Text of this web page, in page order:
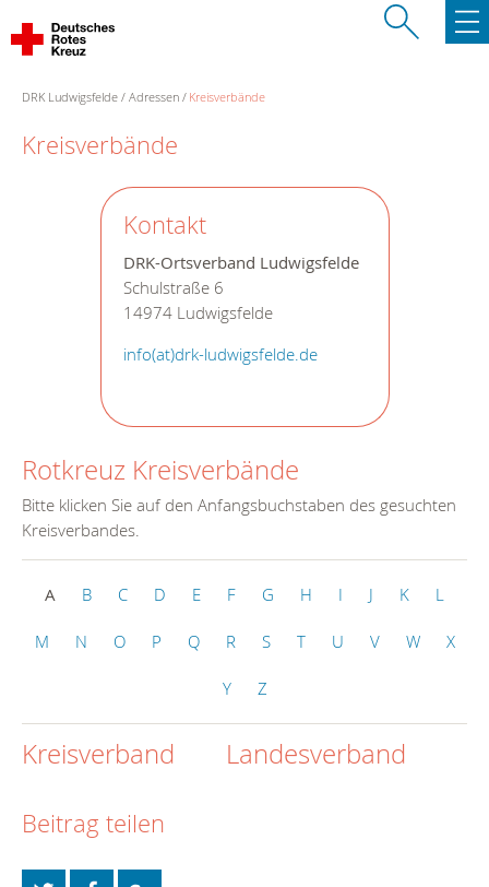
DRK Ludwigsfelde Adressen Kreisverbände
Kreisverbände
Kontakt
DRK-Ortsverband Ludwigsfelde
Schulstraße 6
14974 Ludwigsfelde
info(at)drk-ludwigsfelde.de
Rotkreuz Kreisverbände
Bitte klicken Sie auf den Anfangsbuchstaben des gesuchten
Kreisverbandes.
A B C D E F G H I J K L
M N O P Q R S T U V W X
Y Z
Kreisverband Landesverband
Beitrag teilen